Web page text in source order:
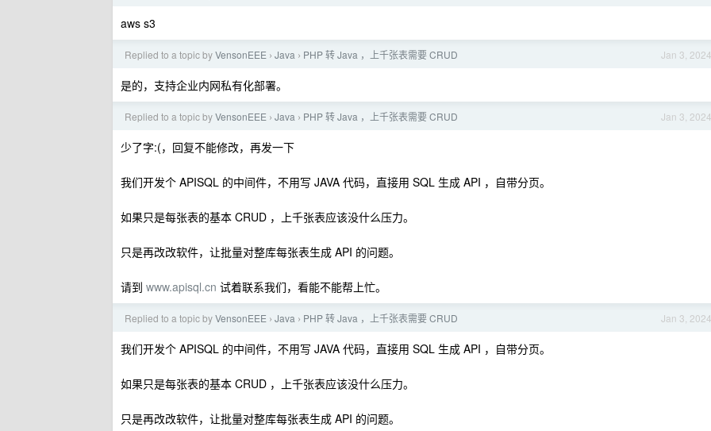
aws s3
Jan 3, 2024
Replied to a topic byVensonEEE › Java › PHP 转 Java ，上千张表需要 CRUD
是的，支持企业内网私有化部署。
Jan 3, 2024
Replied to a topic byVensonEEE › Java › PHP 转 Java ，上千张表需要 CRUD
少了字:(，回复不能修改，再发一下
我们开发个 APISQL 的中间件，不用写 JAVA 代码，直接用 SQL 生成 API ，自带分页。
如果只是每张表的基本 CRUD ，上千张表应该没什么压力。
只是再改改软件，让批量对整库每张表生成 API 的问题。
请到 www.apisql.cn 试着联系我们，看能不能帮上忙。
Jan 3, 2024
Replied to a topic byVensonEEE › Java › PHP 转 Java ，上千张表需要 CRUD
我们开发个 APISQL 的中间件，不用写 JAVA 代码，直接用 SQL 生成 API ，自带分页。
如果只是每张表的基本 CRUD ，上千张表应该没什么压力。
只是再改改软件，让批量对整库每张表生成 API 的问题。